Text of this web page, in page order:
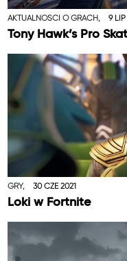
AKTUALNOŚCI O GRACH, 9 LIP
Tony Hawk’s Pro
GRY, 30 CZE 2021
Loki w Fortnite